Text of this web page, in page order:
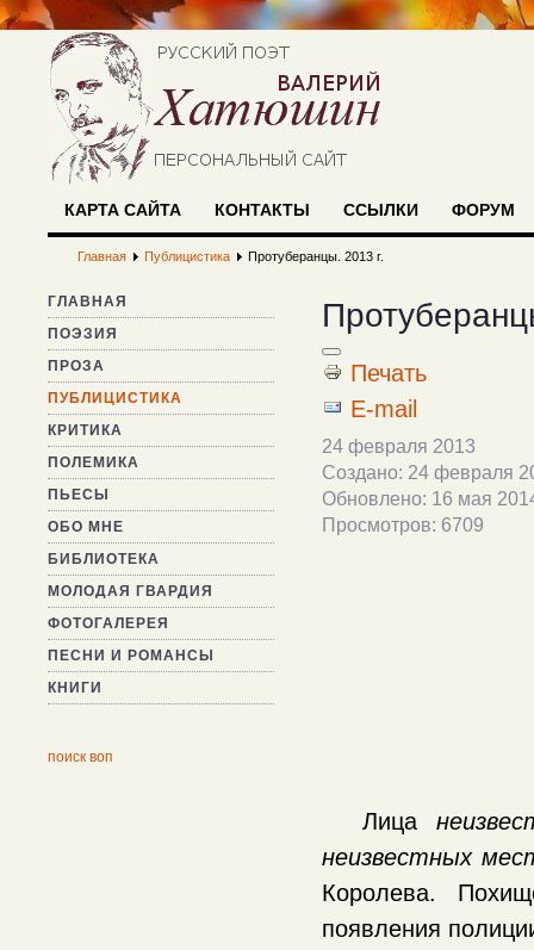
КАРТА САЙТА КОНТАКТЫ ССЫЛКИ ФОРУМ
Главная Публицистика Протуберанцы. 2013 г.
ГЛАВНАЯ
ПОЭЗИЯ
ПРОЗА
ПУБЛИЦИСТИКА
КРИТИКА
ПОЛЕМИКА
ПЬЕСЫ
ОБО МНЕ
БИБЛИОТЕКА
МОЛОДАЯ ГВАРДИЯ
ФОТОГАЛЕРЕЯ
ПЕСНИ И РОМАНСЫ
КНИГИ
поиск воп
Печать
E-mail
24 февраля 2013
Создано: 24 февраля
Обновлено: 16 мая
Просмотров: 6709
Лица
неизвестных
Королева.
появления